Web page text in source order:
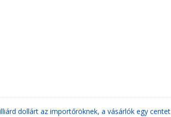
dollárt az importőröknek, a vásárlók egy centet